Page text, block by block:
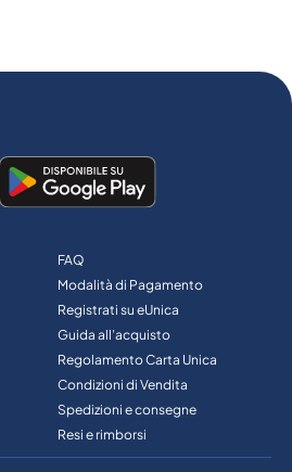
FAQ
Modalità di Pagamento
Registrati su eUnica
Guida all’acquisto
Regolamento Carta Unica
Condizioni di Vendita
Spedizioni e consegne
Resi e rimborsi